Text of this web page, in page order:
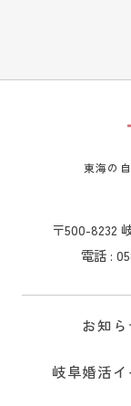
東海の
〒500-8232
電話 :
お知ら
岐阜婚活イ